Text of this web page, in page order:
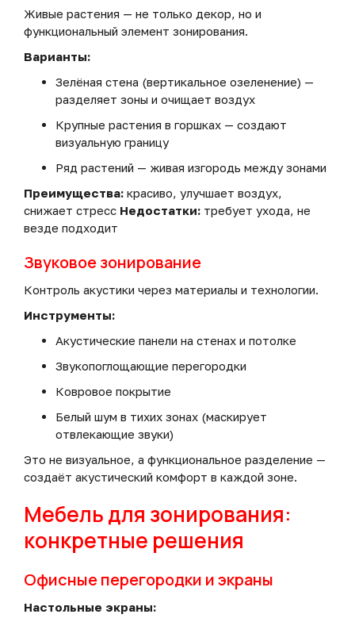
Живые растения — не только декор, но и
функциональный элемент зонирования.
Варианты:
Зелёная стена (вертикальное озеленение) —
разделяет зоны и очищает воздух
Крупные растения в горшках — создают
визуальную границу
Ряд растений — живая изгородь между зонами
Преимущества: красиво, улучшает воздух,
снижает стресс Недостатки: требует ухода, не
везде подходит
Звуковое зонирование
Контроль акустики через материалы и технологии.
Инструменты:
Акустические панели на стенах и потолке
Звукопоглощающие перегородки
Ковровое покрытие
Белый шум в тихих зонах (маскирует
отвлекающие звуки)
Это не визуальное, а функциональное разделение —
создаёт акустический комфорт в каждой зоне.
Мебель для зонирования:
конкретные решения
Офисные перегородки и экраны
Настольные экраны: